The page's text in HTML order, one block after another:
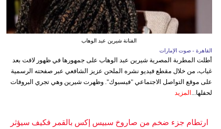
الفنانة شيرين عبد الوهاب
القاهرة - صوت الإمارات
أطلت المطربة المصرية شيرين عبد الوهاب على جمهورها في ظهور لافت بعد
غياب، من خلال مقطع فيديو نشره الملحن عزيز الشافعي عبر صفحته الرسمية
على موقع التواصل الاجتماعي "فيسبوك". وظهرت شيرين وهي تجري البروفات
لحفلها... المزيد
ارتطام جزء ضخم من صاروخ سبيس إكس بالقمر فكيف سيؤثر